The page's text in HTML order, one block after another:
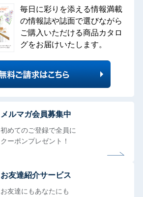
毎日に彩りを添える情報満載
の情報誌や誌面で選びながら
ご購入いただける商品カタロ
グをお届けいたします。
メルマガ会員募集中
初めてのご登録で全員に
クーポンプレゼント！
お友達紹介サービス
お友達にもあなたにも